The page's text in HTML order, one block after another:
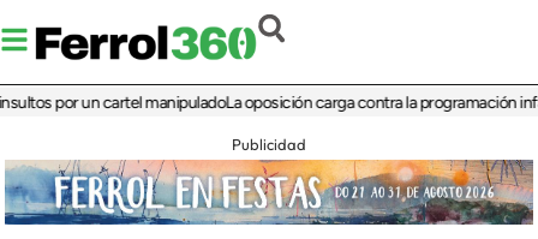
por un cartel manipuladoLa oposición carga contra la programación infantil
Publicidad